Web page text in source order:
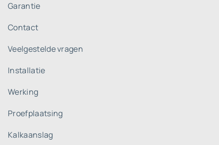
Garantie
Contact
Veelgestelde vragen
Installatie
Werking
Proefplaatsing
Kalkaanslag